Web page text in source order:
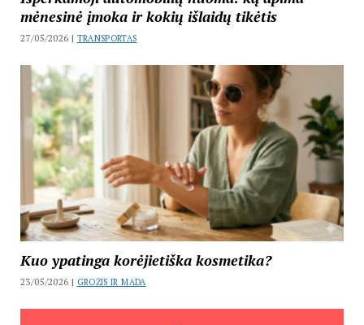
mėnesinė įmoka ir kokių išlaidų tikėtis
27/05/2026 | TRANSPORTAS
Kuo ypatinga korėjietiška kosmetika?
23/05/2026 | GROŽIS IR MADA